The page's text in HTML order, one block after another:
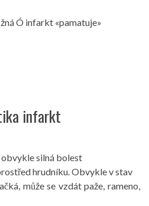
Ó infarkt «pamatuje»
infarkt
silná bolest
hrudníku. Obvykle v stav
může se vzdát paže, rameno,